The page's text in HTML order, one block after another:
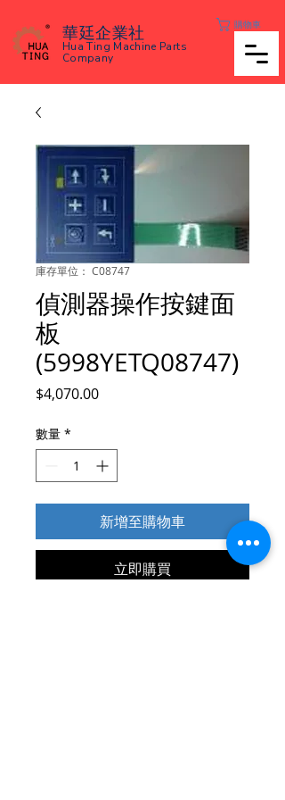
華廷企業社
Hua Ting Machine Parts
Company
購物車
庫存單位： C08747
偵測器操作按鍵面
板
(5998YETQ08747)
$4,070.00價
數量 *
新增至購物車
立即購買